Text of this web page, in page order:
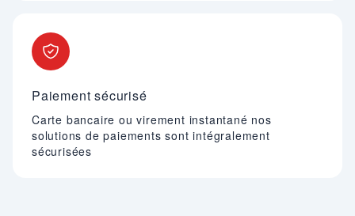
Paiement sécurisé
Carte bancaire ou virement instantané nos
solutions de paiements sont intégralement
sécurisées